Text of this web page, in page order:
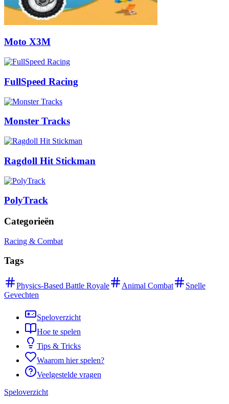
Moto X3M
FullSpeed Racing
Monster Tracks
Ragdoll Hit Stickman
PolyTrack
Categorieën
Racing & Combat
Tags
Physics-Based Battle Royale Animal Combat
Snelle
Gevechten
Speloverzicht
Hoe te spelen
Tips & Tricks
Waarom hier spelen?
Veelgestelde vragen
Speloverzicht